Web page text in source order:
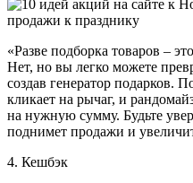
«Разве подборка товаров –
Нет, но вы легко можете
создав генератор подарков.
кликает на рычаг, и
на нужную сумму. Будьте
поднимет продажи и
4. Кешбэк